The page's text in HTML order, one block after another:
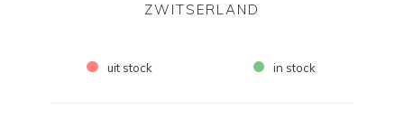
ZWITSERLAND
uit stock in stock